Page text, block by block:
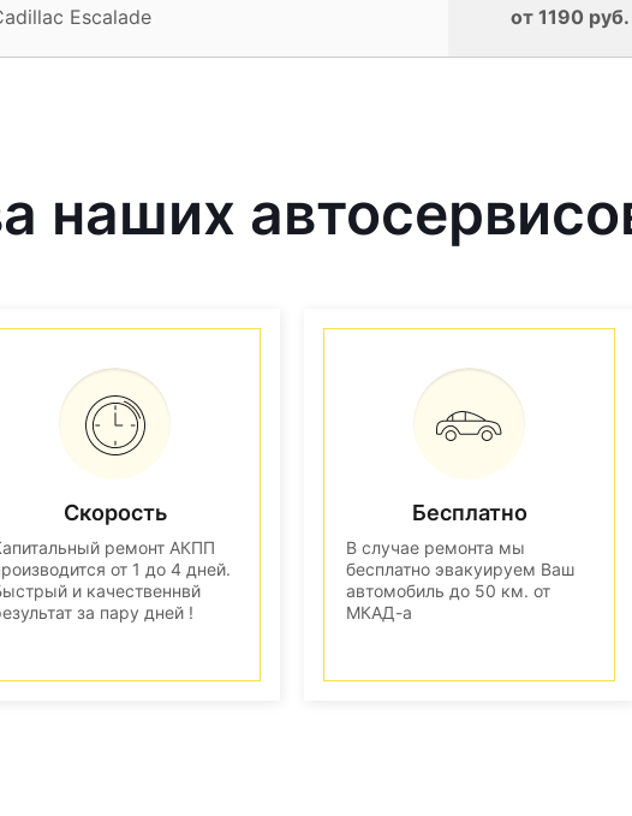
Escalade от 1190 руб.
наших
Скорость
ремонт АКПП
от 1 до 4 дней.
и качественнвй
за пару дней !
Бесплатно
В случае ремонта мы
бесплатно эвакуируем Ваш
автомобиль до 50 км. от
МКАД-а